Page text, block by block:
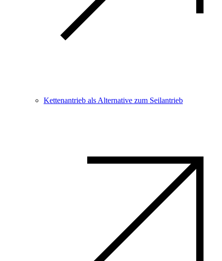
Kettenantrieb als Alternative zum Seilantrieb